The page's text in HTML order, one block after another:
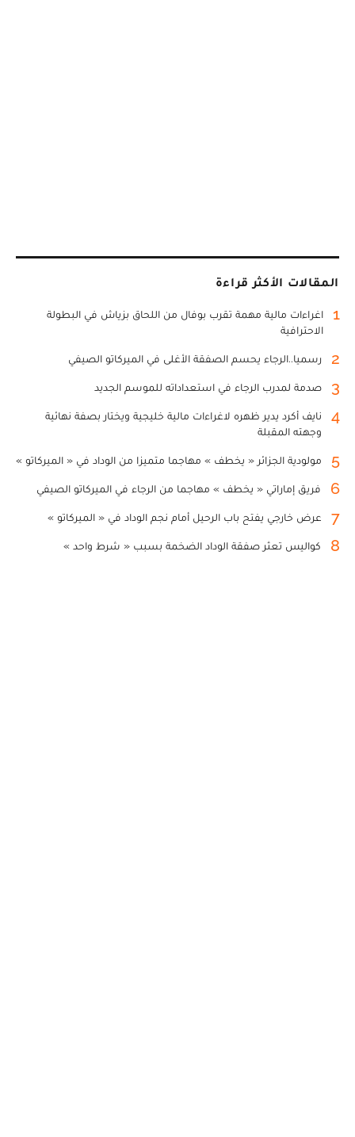
المقالات الأكثر قراءة
1
اغراءات مالية مهمة تقرب بوفال من اللحاق بزياش في البطولة
الاحترافية
2 رسميا..الرجاء يحسم الصفقة الأغلى في الميركاتو الصيفي
3 صدمة لمدرب الرجاء في استعداداته للموسم الجديد
4
نايف أكرد يدير ظهره لاغراءات مالية خليجية ويختار بصفة نهائية
وجهته المقبلة
5 مولودية الجزائر « يخطف » مهاجما متميزا من الوداد في « الميركاتو »
6 فريق إماراتي « يخطف » مهاجما من الرجاء في الميركاتو الصيفي
7 عرض خارجي يفتح باب الرحيل أمام نجم الوداد في « الميركاتو »
8 كواليس تعثر صفقة الوداد الضخمة بسبب « شرط واحد »